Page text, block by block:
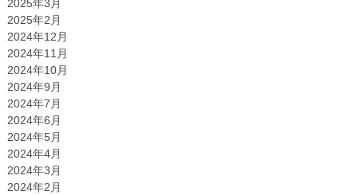
2025年3月
2025年2月
2024年12月
2024年11月
2024年10月
2024年9月
2024年7月
2024年6月
2024年5月
2024年4月
2024年3月
2024年2月